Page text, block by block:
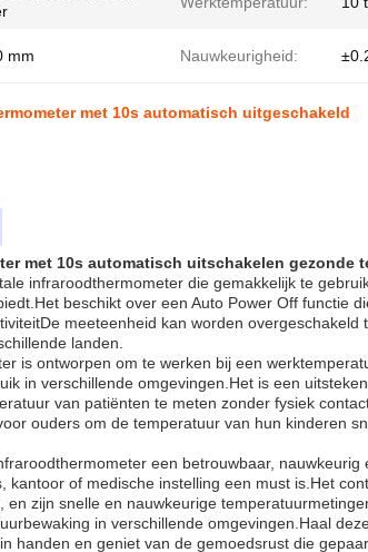
mm Nauwkeurigheid:
met 10s automatisch uitgeschakeld
met 10s automatisch uitschakelen gezonde
infraroodthermometer die gemakkelijk te
beschikt over een Auto Power Off functie
meeteenheid kan worden overgeschakeld
landen.
is ontworpen om te werken bij een
in verschillende omgevingen.Het is een
van patiënten te meten zonder fysiek
ouders om de temperatuur van hun kinderen
een betrouwbaar, nauwkeurig
kantoor of medische instelling een must is.Het
en zijn snelle en nauwkeurige
in verschillende omgevingen.Haal
handen en geniet van de gemoedsrust die